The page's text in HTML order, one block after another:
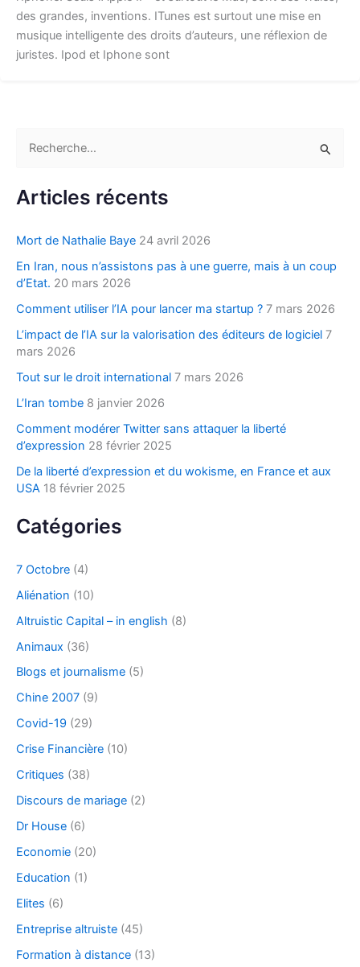
des grandes, inventions. ITunes est surtout une mise en
musique intelligente des droits d’auteurs, une réflexion de
juristes. Ipod et Iphone sont
h
c
h
r
:
Articles récents
Mort de Nathalie Baye 24 avril 2026
En Iran, nous n’assistons pas à une guerre, mais à un coup
d’Etat. 20 mars 2026
Comment utiliser l’IA pour lancer ma startup ? 7 mars 2026
L’impact de l’IA sur la valorisation des éditeurs de logiciel 7
mars 2026
Tout sur le droit international 7 mars 2026
L’Iran tombe 8 janvier 2026
Comment modérer Twitter sans attaquer la liberté
d’expression 28 février 2025
De la liberté d’expression et du wokisme, en France et aux
USA 18 février 2025
Catégories
7 Octobre (4)
Aliénation (10)
Altruistic Capital – in english (8)
Animaux (36)
Blogs et journalisme (5)
Chine 2007 (9)
Covid-19 (29)
Crise Financière (10)
Critiques (38)
Discours de mariage (2)
Dr House (6)
Economie (20)
Education (1)
Elites (6)
Entreprise altruiste (45)
Formation à distance (13)